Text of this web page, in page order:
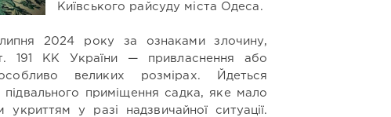
Київського райсуду міста Одеса.
2024 року за ознаками злочину,
191 КК України — привласнення або
великих розмірах. Йдеться
підвального приміщення садка, яке мало
укриттям у разі надзвичайної ситуації.